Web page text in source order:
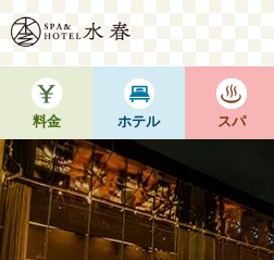
料金 ホテル スパ